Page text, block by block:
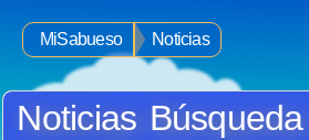
MiSabueso Noticias
Noticias Búsqueda